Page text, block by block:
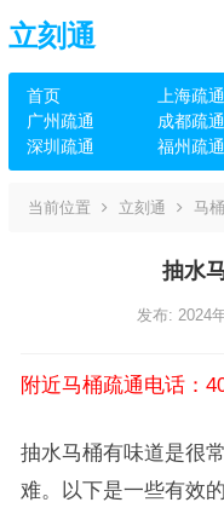
立刻通
首页 上海疏通
广州疏通
成都疏通
深圳疏通
福州疏通
当前位置 立刻通 马
抽水
发布: 2024
附近马桶疏通电话：
抽水马桶有味道是很
难。以下是一些有效